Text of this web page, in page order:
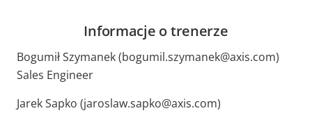
Informacje o trenerze
Bogumił Szymanek (bogumil.szymanek@axis.com)
Sales Engineer
Jarek Sapko (jaroslaw.sapko@axis.com)